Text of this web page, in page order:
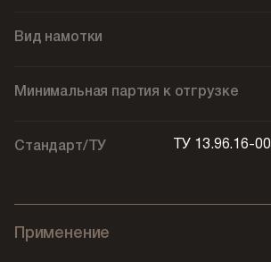
Вид намотки
Минимальная партия к отгрузке
Стандарт/ТУ ТУ 13.96.16-
Применение